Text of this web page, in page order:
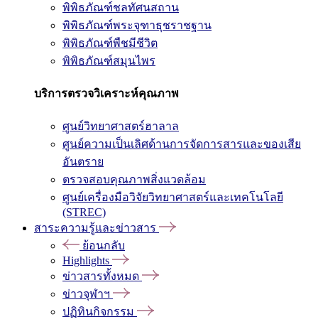
พิพิธภัณฑ์ชลทัศนสถาน
พิพิธภัณฑ์พระจุฑาธุชราชฐาน
พิพิธภัณฑ์พืชมีชีวิต
พิพิธภัณฑ์สมุนไพร
บริการตรวจวิเคราะห์คุณภาพ
ศูนย์วิทยาศาสตร์ฮาลาล
ศูนย์ความเป็นเลิศด้านการจัดการสารและของเสีย
อันตราย
ตรวจสอบคุณภาพสิ่งแวดล้อม
ศูนย์เครื่องมือวิจัยวิทยาศาสตร์และเทคโนโลยี
(STREC)
สาระความรู้และข่าวสาร
ย้อนกลับ
Highlights
ข่าวสารทั้งหมด
ข่าวจุฬาฯ
ปฏิทินกิจกรรม